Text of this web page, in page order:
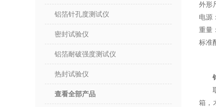
铝箔针孔度测试仪
密封试验仪
铝箔耐破强度测试仪
热封试验仪
查看全部产品
外形
电源
重量
标准
箱，